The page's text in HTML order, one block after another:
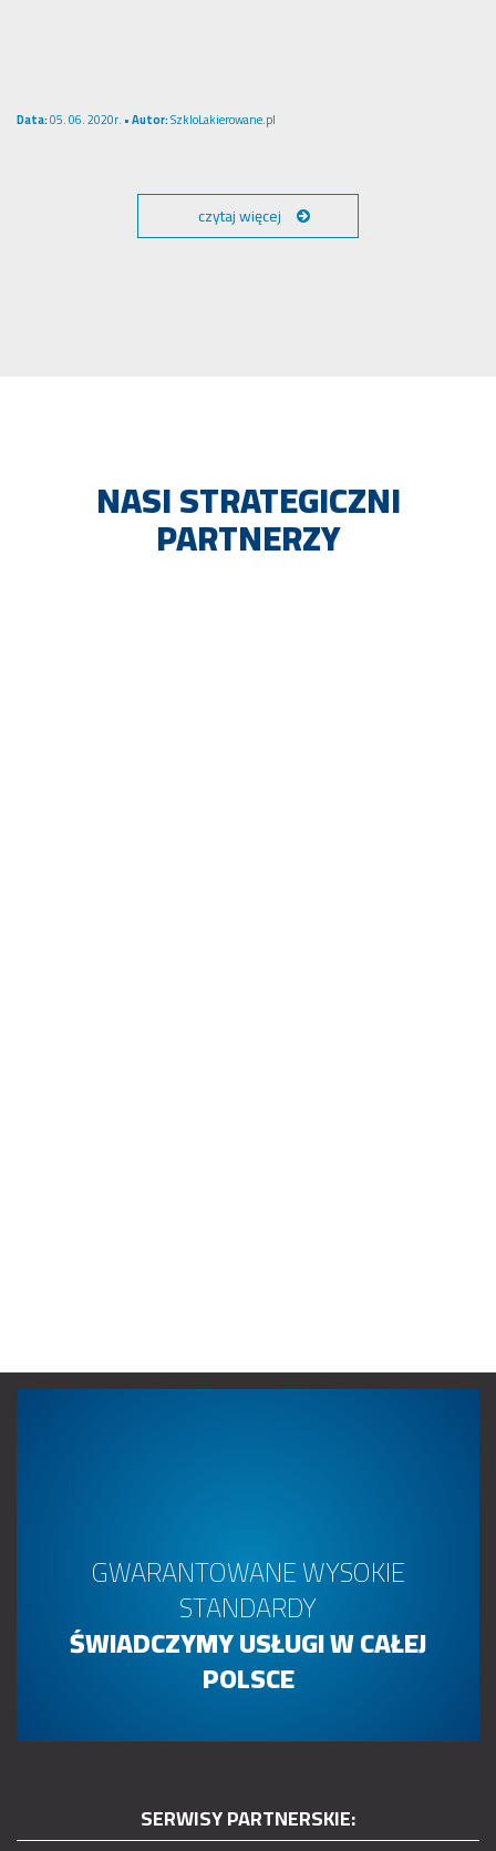
Data:05. 06. 2020r. •Autor:SzkloLakierowane.pl
czytaj więcej
NASI STRATEGICZNI
PARTNERZY
GWARANTOWANE WYSOKIE
STANDARDY
ŚWIADCZYMY USŁUGI W CAŁEJ
POLSCE
SERWISY PARTNERSKIE: